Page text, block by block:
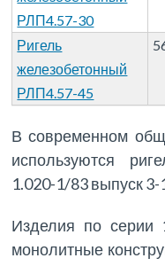
РЛП4.57-30
Ригель
железобетонный
РЛП4.57-45
В современном
используются
1.020-1/83 выпуск 3-
Изделия по серии
монолитные